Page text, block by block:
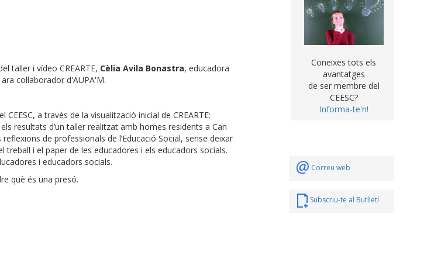
taller i vídeo CREARTE, Cèlia Avila Bonastra, educadora
col·laborador d'AUPA'M.
a través de la visualització inicial de CREARTE:
resultats d’un taller realitzat amb homes residents a Can
de professionals de l’Educació Social, sense deixar
treball i el paper de les educadores i els educadors socials.
i educadors socials.
què és una presó.
Coneixes tots els
avantatges
de ser membre del
CEESC?
Informa-te'n!
Correu web
Subscriu-te al Butlletí